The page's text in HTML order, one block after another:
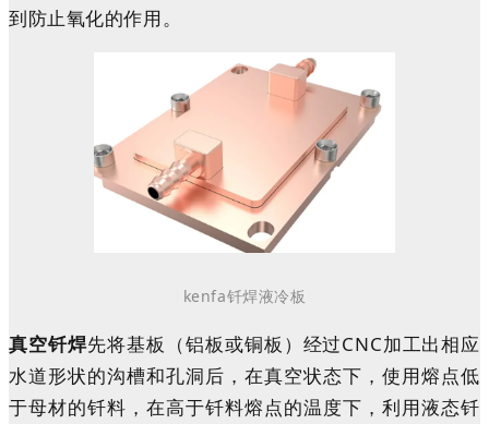
到防止氧化的作用。
kenfa钎焊液冷板
真空钎焊先将基板（铝板或铜板）经过CNC加工出相应
水道形状的沟槽和孔洞后，在真空状态下，使用熔点低
于母材的钎料，在高于钎料熔点的温度下，利用液态钎